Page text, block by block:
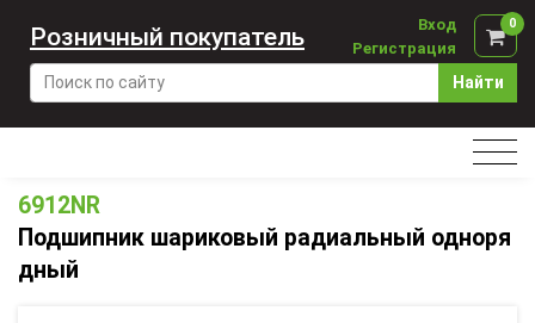
Найти
Вход
Регистрация
0
Розничный покупатель
6912NR
Подшипник шариковый радиальный одноря
дный